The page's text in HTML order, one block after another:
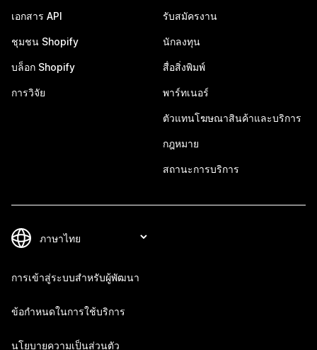
เอกสาร API
ชุมชน Shopify
บล็อก Shopify
การวิจัย
รับสมัครงาน
นักลงทุน
สื่อสิ่งพิมพ์
พาร์ทเนอร์
ตัวแทนโฆษณาสินค้าและบริการ
กฎหมาย
สถานะการบริการ
การเข้าสู่ระบบสำหรับผู้พัฒนา
ข้อกำหนดในการใช้บริการ
นโยบายความเป็นส่วนตัว